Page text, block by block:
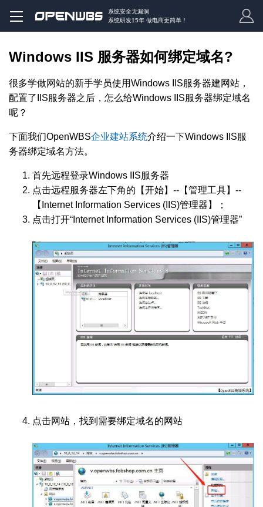
系统安全无漏洞
系统研发15年 做电商更简单！
Windows IIS 服务器如何绑定域名?
很多学做网站的新手学员使用Windows IIS服务器建网站，
配置了IIS服务器之后，怎么给Windows IIS服务器绑定域名
呢？
下面我们OpenWBS企业建站系统介绍一下Windows IIS服
务器绑定域名方法。
首先远程登录Windows IIS服务器
点击远程服务器左下角的【开始】--【管理工具】--
【Internet Information Services (IIS)管理器】；
点击打开“Internet Information Services (IIS)管理器”
点击网站，找到需要绑定域名的网站